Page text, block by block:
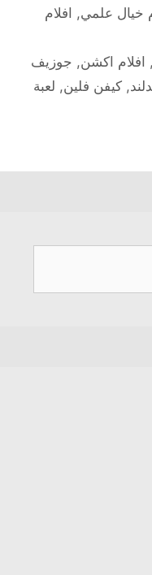
خيال علمي, افلام
, افلام اكشن, جوزيف
, كيفن فلين, لعبة